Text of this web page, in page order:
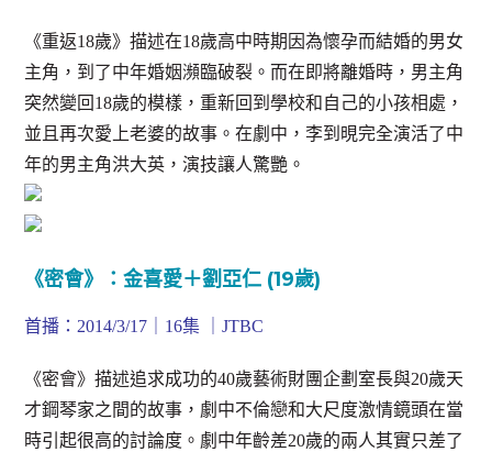
《重返18歲》描述在18歲高中時期因為懷孕而結婚的男女
主角，到了中年婚姻瀕臨破裂。而在即將離婚時，男主角
突然變回18歲的模樣，重新回到學校和自己的小孩相處，
並且再次愛上老婆的故事。在劇中，李到晛完全演活了中
年的男主角洪大英，演技讓人驚艷。
《密會》：金喜愛＋劉亞仁 (19歲)
首播：2014/3/17｜16集 ｜JTBC
《密會》描述追求成功的40歲藝術財團企劃室長與20歲天
才鋼琴家之間的故事，劇中不倫戀和大尺度激情鏡頭在當
時引起很高的討論度。劇中年齡差20歲的兩人其實只差了